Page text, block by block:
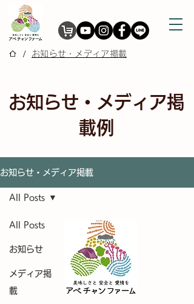
/ お知らせ・メディア掲載
お知らせ・メディア掲
載例
お知らせ・メディア掲載
All Posts
お知らせ
メディア掲
載
All Posts